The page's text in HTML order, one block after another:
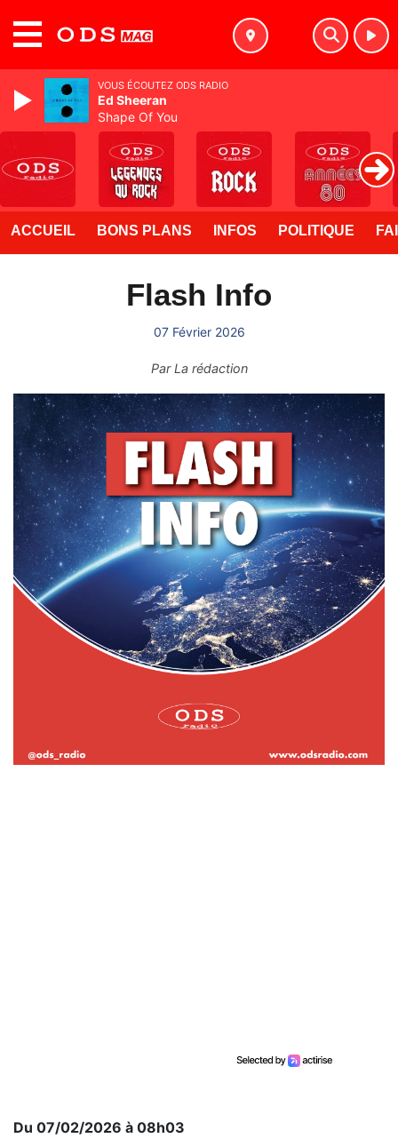
ACCUEIL BONS PLANS INFOS POLITIQUE
Flash Info
07 Février 2026
ParLa rédaction
Du 07/02/2026 à 08h03
VOUS ÉCOUTEZ ODS RADIO
Ed Sheeran
Shape Of You